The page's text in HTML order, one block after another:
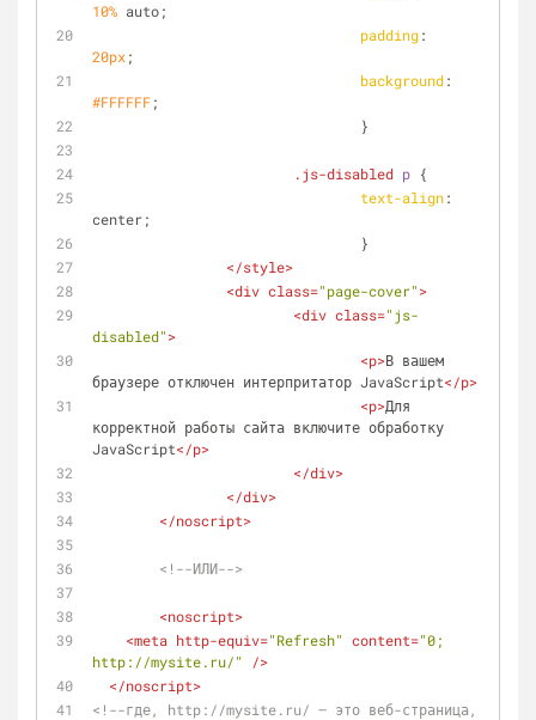
10% auto;
padding
20px;
background
#FFFFFF;
				}
.js-disabled p {
text-align:
center;
				}
</style>
<div class="page-cover">
<div class="js-
disabled">
<p>В вашем
браузере отключен интерпритатор JavaScript</p>
<p>Для
корректной работы сайта включите обработку
JavaScript</p>
</div>
</div>
</noscript>
<!--ИЛИ-->
<noscript>
<meta http-equiv="Refresh" content="0;
http://mysite.ru/"
/>
</noscript>
<!--где, http://mysite.ru/ – это веб-страница,